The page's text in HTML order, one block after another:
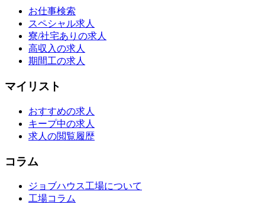
お仕事検索
スペシャル求人
寮/社宅ありの求人
高収入の求人
期間工の求人
マイリスト
おすすめの求人
キープ中の求人
求人の閲覧履歴
コラム
ジョブハウス工場について
工場コラム